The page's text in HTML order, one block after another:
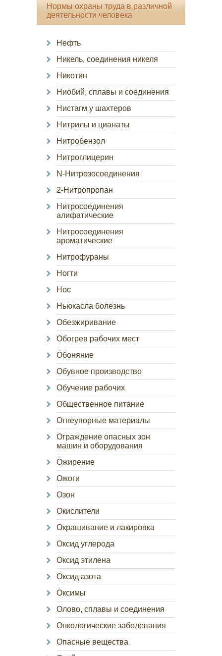
Нормы охраны труда в различной
деятельности человека
Нефть
Никель, соединения никеля
Никотин
Ниобий, сплавы и соединения
Нистагм у шахтеров
Нитрилы и цианаты
Нитробензол
Нитроглицерин
N-Нитрозосоединения
2-Нитропропан
Нитросоединения
алифатические
Нитросоединения
ароматические
Нитрофураны
Ногти
Нос
Ньюкасла болезнь
Обезжиривание
Обогрев рабочих мест
Обоняние
Обувное производство
Обучение рабочих
Общественное питание
Огнеупорные материалы
Ограждение опасных зон
машин и оборудования
Ожирение
Ожоги
Озон
Окислители
Окрашивание и лакировка
Оксид углерода
Оксид этилена
Оксид азота
Оксимы
Олово, сплавы и соединения
Онкологические заболевания
Опасные вещества